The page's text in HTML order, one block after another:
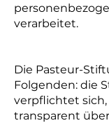
verarbeitet.
Die Pasteur-
Folgenden: die
verpflichtet sich,
transparent